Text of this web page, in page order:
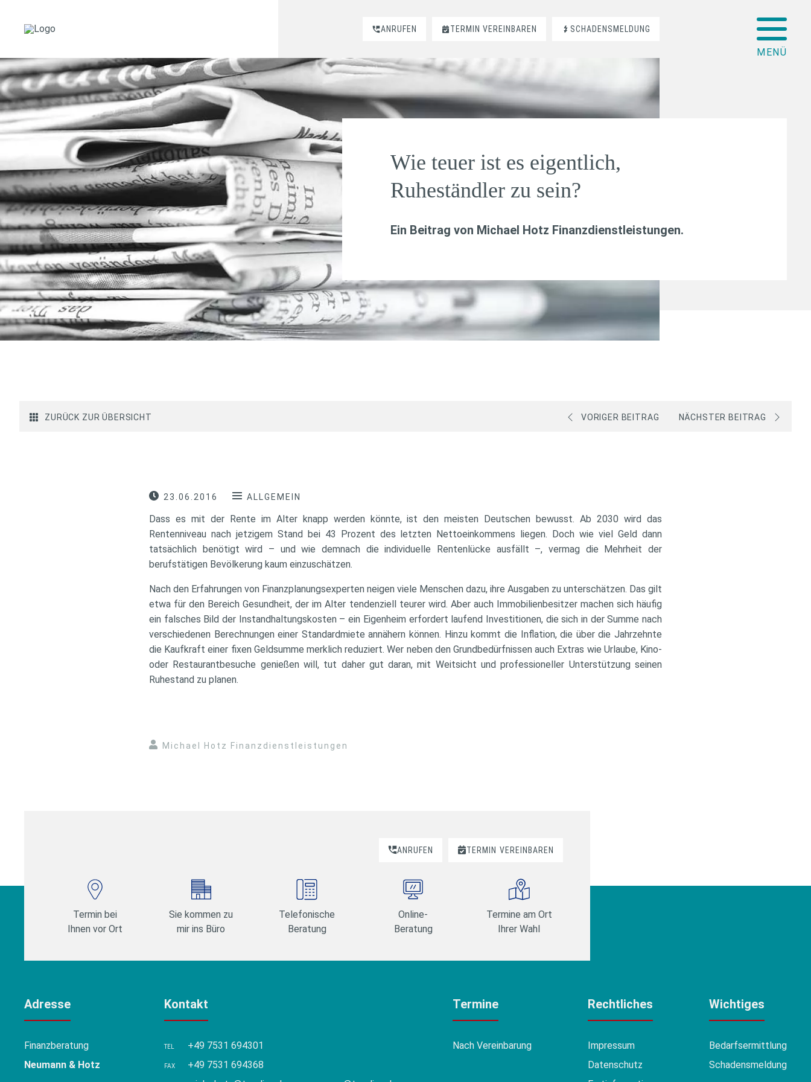
ANRUFEN TERMIN VEREINBAREN SCHADENSMELDUNG
Wie teuer ist es eigentlich,
Ruheständler zu sein?
Ein Beitrag von Michael Hotz Finanzdienstleistungen.
ZURÜCK ZUR ÜBERSICHT VORIGER BEITRAG NÄCHSTER BEITRAG
23.06.2016 ALLGEMEIN
Dass es mit der Rente im Alter knapp werden könnte, ist den meisten Deutschen bewusst. Ab 2030 wird das
Rentenniveau nach jetzigem Stand bei 43 Prozent des letzten Nettoeinkommens liegen. Doch wie viel Geld dann
tatsächlich benötigt wird – und wie demnach die individuelle Rentenlücke ausfällt –, vermag die Mehrheit der
berufstätigen Bevölkerung kaum einzuschätzen.
Nach den Erfahrungen von Finanzplanungsexperten neigen viele Menschen dazu, ihre Ausgaben zu unterschätzen. Das gilt
etwa für den Bereich Gesundheit, der im Alter tendenziell teurer wird. Aber auch Immobilienbesitzer machen sich häufig
ein falsches Bild der Instandhaltungskosten – ein Eigenheim erfordert laufend Investitionen, die sich in der Summe nach
verschiedenen Berechnungen einer Standardmiete annähern können. Hinzu kommt die Inflation, die über die Jahrzehnte
die Kaufkraft einer fixen Geldsumme merklich reduziert. Wer neben den Grundbedürfnissen auch Extras wie Urlaube, Kino-
oder Restaurantbesuche genießen will, tut daher gut daran, mit Weitsicht und professioneller Unterstützung seinen
Ruhestand zu planen.
Michael Hotz Finanzdienstleistungen
ANRUFEN TERMIN VEREINBAREN
Termin bei
Ihnen vor Ort
Sie kommen zu
mir ins Büro
Telefonische
Beratung
Online-
Beratung
Termine am Ort
Ihrer Wahl
Adresse
Finanzberatung
Neumann & Hotz
Kontakt
TEL +49 7531 694301
FAX
+49 7531 694368
Termine
Nach Vereinbarung
Rechtliches
Impressum
Datenschutz
Wichtiges
Bedarfsermittlung
Schadensmeldung